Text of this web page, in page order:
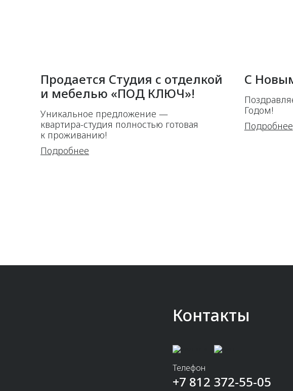
Продается Студия с отделкой
и мебелью «ПОД КЛЮЧ»!
Уникальное предложение —
квартира-студия полностью готовая
к проживанию!
Подробнее
С
Годом!
Подробнее
Контакты
Телефон
+7 812 372-55-05